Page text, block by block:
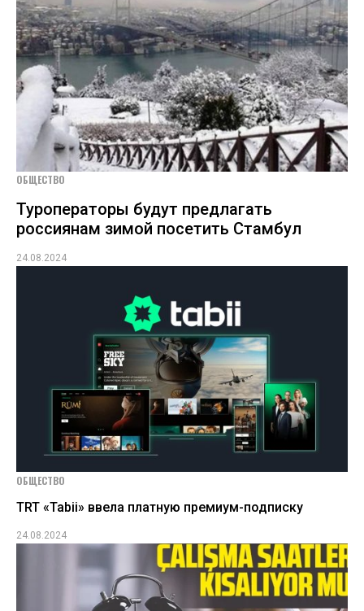
ОБЩЕСТВО
Туроператоры будут предлагать
россиянам зимой посетить Стамбул
24.08.2024
ОБЩЕСТВО
TRT «Tabii» ввела платную премиум-подписку
24.08.2024